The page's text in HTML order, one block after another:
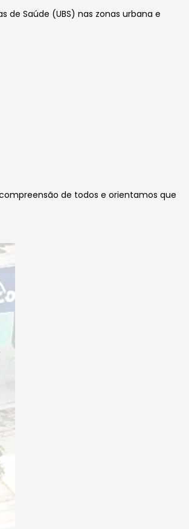
de Saúde (UBS) nas zonas urbana e
de todos e orientamos que